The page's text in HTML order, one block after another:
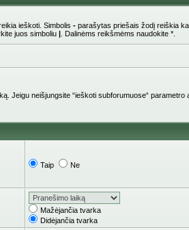
ieškoti. Simbolis - parašytas priešais žodį reiškia
juos simboliu | . Dalinėms reikšmėms naudokite *.
Jeigu neišjungsite “ieškoti subforumuose“ parametro
Taip Ne
Mažėjančia tvarka
Didėjančia tvarka